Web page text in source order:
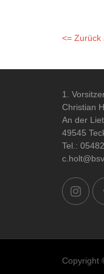
<= Zurück
1.
Christian
An der
49545
Tel.:
Copyright